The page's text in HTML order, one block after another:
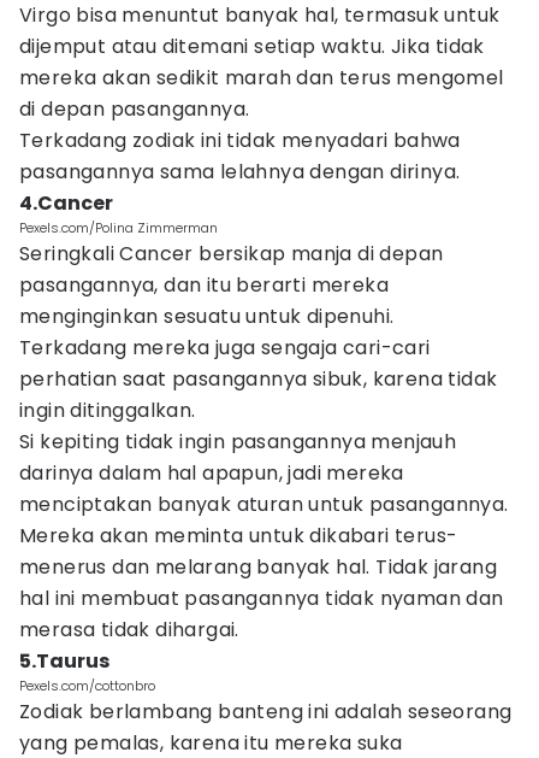
Virgo bisa menuntut banyak hal, termasuk untuk
dijemput atau ditemani setiap waktu. Jika tidak
mereka akan sedikit marah dan terus mengomel
di depan pasangannya.
Terkadang zodiak ini tidak menyadari bahwa
pasangannya sama lelahnya dengan dirinya.
4.Cancer
Pexels.com/Polina Zimmerman
Seringkali Cancer bersikap manja di depan
pasangannya, dan itu berarti mereka
menginginkan sesuatu untuk dipenuhi.
Terkadang mereka juga sengaja cari-cari
perhatian saat pasangannya sibuk, karena tidak
ingin ditinggalkan.
Si kepiting tidak ingin pasangannya menjauh
darinya dalam hal apapun, jadi mereka
menciptakan banyak aturan untuk pasangannya.
Mereka akan meminta untuk dikabari terus-
menerus dan melarang banyak hal. Tidak jarang
hal ini membuat pasangannya tidak nyaman dan
merasa tidak dihargai.
5.Taurus
Pexels.com/cottonbro
Zodiak berlambang banteng ini adalah seseorang
yang pemalas, karena itu mereka suka